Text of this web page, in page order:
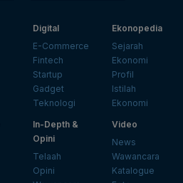
Digital
E-Commerce
Fintech
Startup
Gadget
Teknologi
Ekonopedia
Sejarah
Ekonomi
Profil
Istilah
Ekonomi
In-Depth &
Opini
Telaah
Opini
Video
News
Wawancara
Katalogue